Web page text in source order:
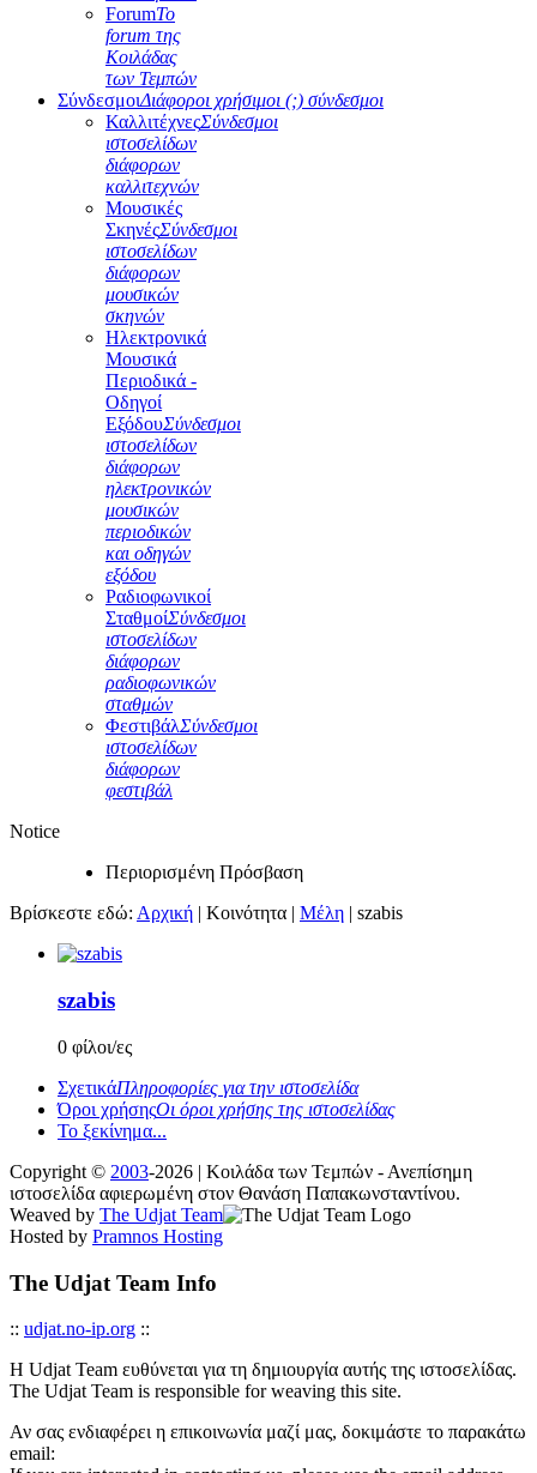
ForumΤο
forum της
Κοιλάδας
των Τεμπών
ΣύνδεσμοιΔιάφοροι χρήσιμοι (;) σύνδεσμοι
ΚαλλιτέχνεςΣύνδεσμοι
ιστοσελίδων
διάφορων
καλλιτεχνών
Μουσικές
ΣκηνέςΣύνδεσμοι
ιστοσελίδων
διάφορων
μουσικών
σκηνών
Ηλεκτρονικά
Μουσικά
Περιοδικά -
Οδηγοί
ΕξόδουΣύνδεσμοι
ιστοσελίδων
διάφορων
ηλεκτρονικών
μουσικών
περιοδικών
και οδηγών
εξόδου
Ραδιοφωνικοί
ΣταθμοίΣύνδεσμοι
ιστοσελίδων
διάφορων
ραδιοφωνικών
σταθμών
ΦεστιβάλΣύνδεσμοι
ιστοσελίδων
διάφορων
φεστιβάλ
Notice
Περιορισμένη Πρόσβαση
Βρίσκεστε εδώ: Αρχική | Κοινότητα | Μέλη | szabis
szabis
0 φίλοι/ες
ΣχετικάΠληροφορίες για την ιστοσελίδα
Όροι χρήσηςΟι όροι χρήσης της ιστοσελίδας
Το ξεκίνημα...
Copyright © 2003-2026 | Κοιλάδα των Τεμπών - Ανεπίσημη
ιστοσελίδα αφιερωμένη στον Θανάση Παπακωνσταντίνου.
Weaved by The Udjat Team
Hosted by Pramnos Hosting
The Udjat Team Info
:: udjat.no-ip.org ::
Η Udjat Team ευθύνεται για τη δημιουργία αυτής της ιστοσελίδας.
The Udjat Team is responsible for weaving this site.
Αν σας ενδιαφέρει η επικοινωνία μαζί μας, δοκιμάστε το παρακάτω
email: